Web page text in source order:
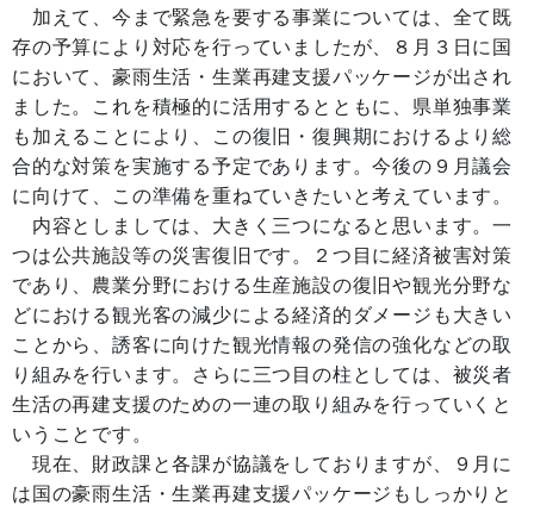
加えて、今まで緊急を要する事業については、全て既
存の予算により対応を行っていましたが、８月３日に国
において、豪雨生活・生業再建支援パッケージが出され
ました。これを積極的に活用するとともに、県単独事業
も加えることにより、この復旧・復興期におけるより総
合的な対策を実施する予定であります。今後の９月議会
に向けて、この準備を重ねていきたいと考えています。
内容としましては、大きく三つになると思います。一
つは公共施設等の災害復旧です。２つ目に経済被害対策
であり、農業分野における生産施設の復旧や観光分野な
どにおける観光客の減少による経済的ダメージも大きい
ことから、誘客に向けた観光情報の発信の強化などの取
り組みを行います。さらに三つ目の柱としては、被災者
生活の再建支援のための一連の取り組みを行っていくと
いうことです。
現在、財政課と各課が協議をしておりますが、９月に
は国の豪雨生活・生業再建支援パッケージもしっかりと